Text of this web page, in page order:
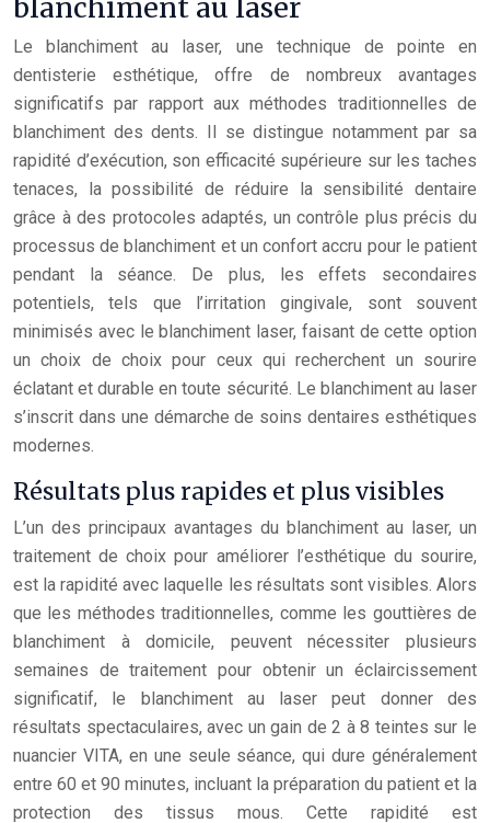
blanchiment au laser
Le blanchiment au laser, une technique de pointe en
dentisterie esthétique, offre de nombreux avantages
significatifs par rapport aux méthodes traditionnelles de
blanchiment des dents. Il se distingue notamment par sa
rapidité d’exécution, son efficacité supérieure sur les taches
tenaces, la possibilité de réduire la sensibilité dentaire
grâce à des protocoles adaptés, un contrôle plus précis du
processus de blanchiment et un confort accru pour le patient
pendant la séance. De plus, les effets secondaires
potentiels, tels que l’irritation gingivale, sont souvent
minimisés avec le blanchiment laser, faisant de cette option
un choix de choix pour ceux qui recherchent un sourire
éclatant et durable en toute sécurité. Le blanchiment au laser
s’inscrit dans une démarche de soins dentaires esthétiques
modernes.
Résultats plus rapides et plus visibles
L’un des principaux avantages du blanchiment au laser, un
traitement de choix pour améliorer l’esthétique du sourire,
est la rapidité avec laquelle les résultats sont visibles. Alors
que les méthodes traditionnelles, comme les gouttières de
blanchiment à domicile, peuvent nécessiter plusieurs
semaines de traitement pour obtenir un éclaircissement
significatif, le blanchiment au laser peut donner des
résultats spectaculaires, avec un gain de 2 à 8 teintes sur le
nuancier VITA, en une seule séance, qui dure généralement
entre 60 et 90 minutes, incluant la préparation du patient et la
protection des tissus mous. Cette rapidité est